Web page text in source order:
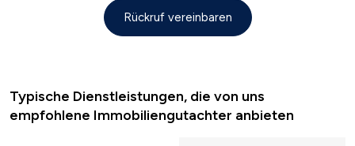
Rückruf vereinbaren
Typische Dienstleistungen, die von uns
empfohlene Immobiliengutachter anbieten